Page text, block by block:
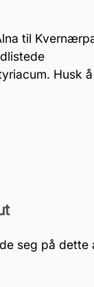
til
Husk
seg på dette